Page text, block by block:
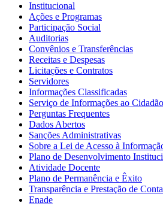
Institucional
Ações e Programas
Participação Social
Auditorias
Convênios e Transferências
Receitas e Despesas
Licitações e Contratos
Servidores
Informações Classificadas
Serviço de Informações ao
Perguntas Frequentes
Dados Abertos
Sanções Administrativas
Sobre a Lei de Acesso à
Plano de Desenvolvimento
Atividade Docente
Plano de Permanência e Êxito
Transparência e Prestação de
Enade